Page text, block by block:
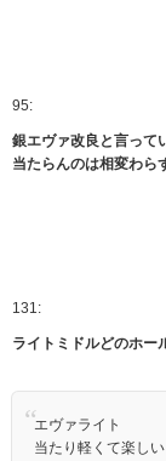
95:
銀エヴァ改良と言って
当たらんのは相変わら
131:
ライトミドルどのホー
エヴァライト
当たり軽くて楽しい